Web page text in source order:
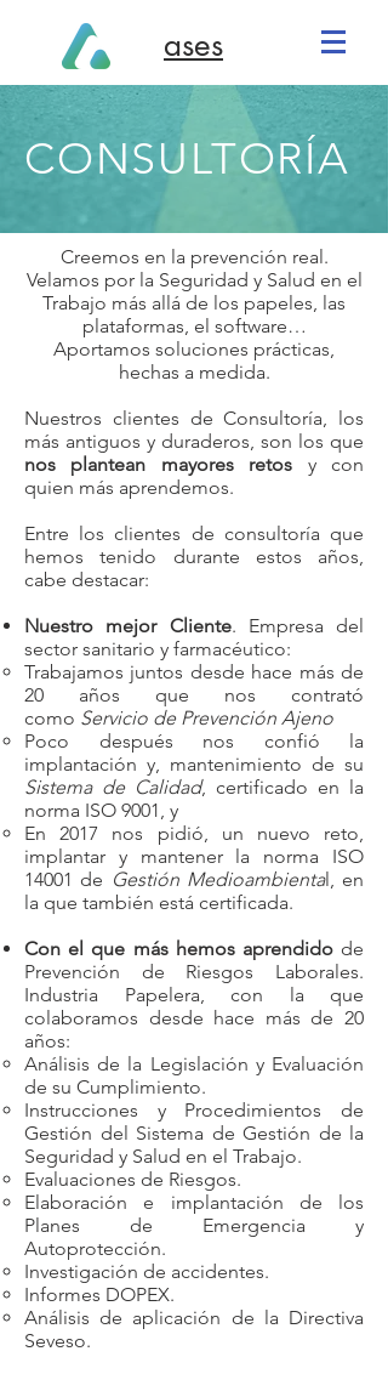
ases
CONSULTORÍA
Creemos en la prevención real.
Velamos por la Seguridad y Salud en el
Trabajo más allá de los papeles, las
plataformas, el software…
Aportamos soluciones prácticas,
hechas a medida.
Nuestros clientes de Consultoría, los
más antiguos y duraderos, son los que
nos plantean mayores retos y con
quien más aprendemos.
Entre los clientes de consultoría que
hemos tenido durante estos años,
cabe destacar:
Nuestro mejor Cliente. Empresa del
sector sanitario y farmacéutico:
Trabajamos juntos desde hace más de
20 años que nos contrató
como Servicio de Prevención Ajeno
Poco después nos confió la
implantación y, mantenimiento de su
Sistema de Calidad, certificado en la
norma ISO 9001, y
En 2017 nos pidió, un nuevo reto,
implantar y mantener la norma ISO
14001 de Gestión Medioambiental, en
la que también está certificada.
Con el que más hemos aprendido de
Prevención de Riesgos Laborales.
Industria Papelera, con la que
colaboramos desde hace más de 20
años:
Análisis de la Legislación y Evaluación
de su Cumplimiento.
Instrucciones y Procedimientos de
Gestión del Sistema de Gestión de la
Seguridad y Salud en el Trabajo.
Evaluaciones de Riesgos.
Elaboración e implantación de los
Planes de Emergencia y
Autoprotección.
Investigación de accidentes.
Informes DOPEX.
Análisis de aplicación de la Directiva
Seveso.